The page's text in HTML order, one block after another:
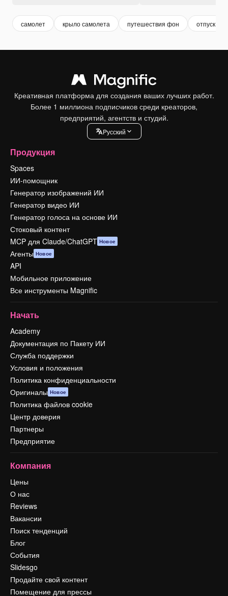
самолет крыло самолета путешествия фон отпуск
Креативная платформа для создания ваших лучших работ.
Более 1 миллиона подписчиков среди креаторов,
предприятий, агентств и студий.
Pусский
Продукция
Spaces
ИИ-помощник
Генератор изображений ИИ
Генератор видео ИИ
Генератор голоса на основе ИИ
Стоковый контент
MCP для Claude/ChatGPT Новое
Агенты Новое
API
Мобильное приложение
Все инструменты Magnific
Начать
Academy
Документация по Пакету ИИ
Служба поддержки
Условия и положения
Политика конфиденциальности
Оригиналы Новое
Политика файлов cookie
Центр доверия
Партнеры
Предприятие
Компания
Цены
О нас
Reviews
Вакансии
Поиск тенденций
Блог
События
Slidesgo
Продайте свой контент
Помещение для прессы